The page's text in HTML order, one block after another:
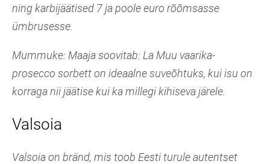
ning karbijäätised 7 ja poole euro rõõmsasse
ümbrusesse.
Mummuke: Maaja soovitab: La Muu vaarika-
prosecco sorbett on ideaalne suveõhtuks, kui isu on
korraga nii jäätise kui ka millegi kihiseva järele.
Valsoia
Valsoia on bränd, mis toob Eesti turule autentset